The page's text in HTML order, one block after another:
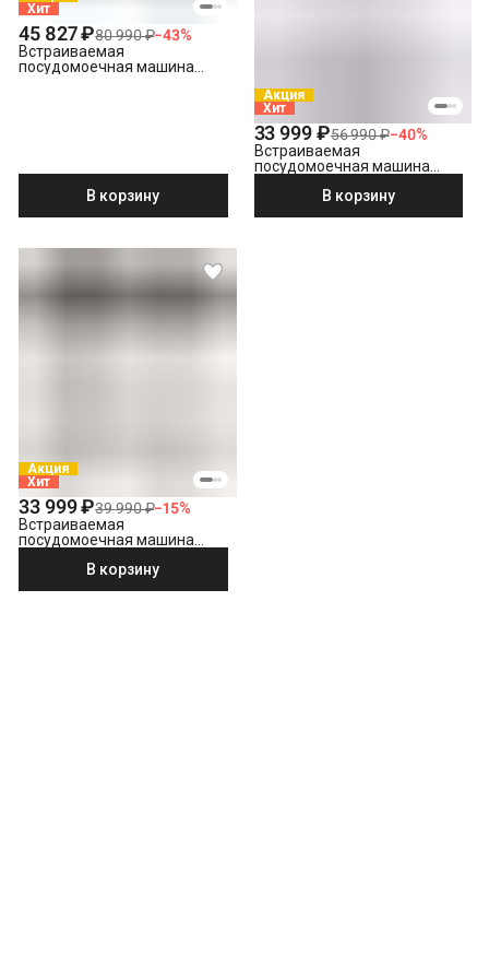
Хит
45 827 ₽80 990 ₽−43%
Встраиваемая
посудомоечная машина
В корзину
Акция
Хит
33 999 ₽56 990 ₽−40%
Встраиваемая
посудомоечная машина
В корзину
Акция
Хит
33 999 ₽39 990 ₽−15%
Встраиваемая
посудомоечная машина
В корзину